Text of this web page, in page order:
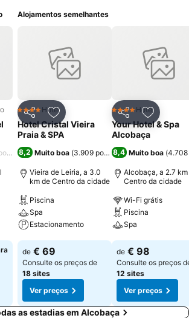
favoritos
Alojamentos semelhantes
PartilharAdicionar aos favoritos
4 EstrelasHotel
Hotel Cristal Vieira
Praia & SPA
8,2 Muito boa (3.909 pontuações)
Vieira de Leiria, a 3.0
km de Centro da cidade
Piscina
Spa
Estacionamento
Ver preços
de € 69
Consulte os preços de
18 sites
Ver preços
Partilhar
4 EstrelasHotel
Your Hotel & Spa
Alcobaça
8,4 Muito boa (4.708
Alcobaça, a 2.7
Centro da cidade
Wi-Fi grátis
Piscina
Spa
Ver preços
de € 98
Consulte os preços
12 sites
Ver preços
as estadias em Alcobaça